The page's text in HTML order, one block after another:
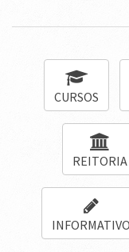
CURSOS
REITORIA
INFORMATIVO